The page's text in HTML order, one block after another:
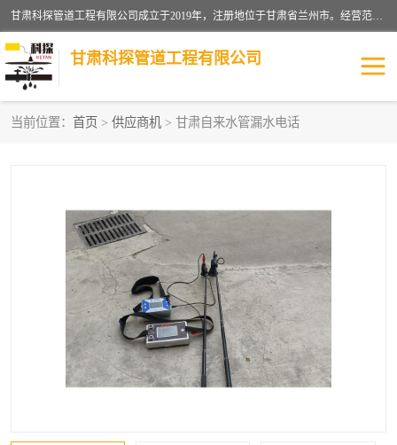
甘肃科探管道工程有限公司成立于2019年，注册地位于甘肃省兰州市。经营范围包括管道安装、清洗、疏通、维修、检测，防水工程，工程钻孔，化粪池清理，暖气安装，给排水管道安装维修，室内外管道如消防、供水、供热管道漏水检测定位，室内外防水堵漏等。
甘肃科探管道工程有限公司
当前位置： 首页 > 供应商机 > 甘肃自来水管漏水电话
供热管道漏水
自来水管漏水 管道疏通
高压车疏通清淤